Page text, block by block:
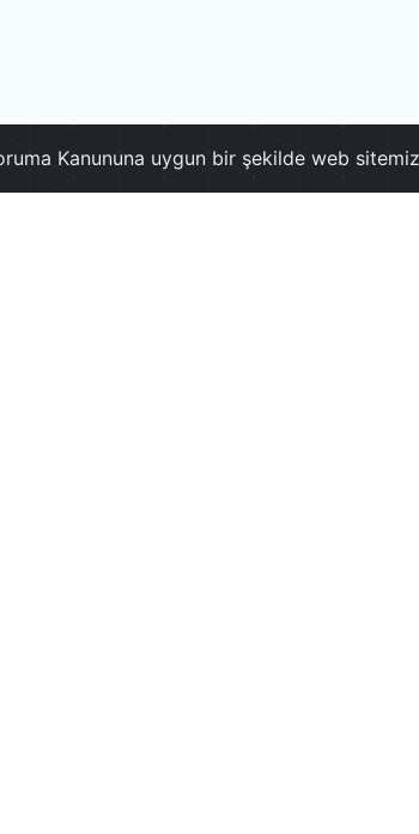
Kanununa uygun bir şekilde web